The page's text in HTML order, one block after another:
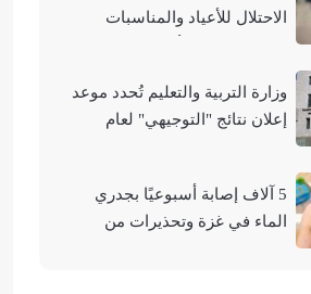
الاحتلال للأعياد والمناسبات
وزارة التربية والتعليم تُحدد موعد
إعلان نتائج "التوجيهي" لعام
5 آلاف إصابة أسبوعيًا بجدري
الماء في غزة وتحذيرات من